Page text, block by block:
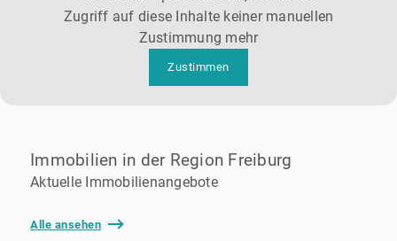
Zugriff auf diese Inhalte keiner manuellen
Zustimmung mehr
Zustimmen
Immobilien in der Region Freiburg
Aktuelle Immobilienangebote
Alle ansehen